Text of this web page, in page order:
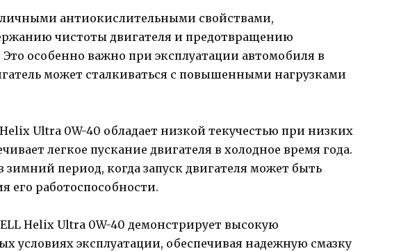
антиокислительными свойствами,
чистоты двигателя и предотвращению
особенно важно при эксплуатации автомобиля в
может сталкиваться с повышенными нагрузками
Ultra 0W-40 обладает низкой текучестью при низких
легкое пускание двигателя в холодное время года.
зимний период, когда запуск двигателя может быть
его работоспособности.
Helix Ultra 0W-40 демонстрирует высокую
условиях эксплуатации, обеспечивая надежную смазку